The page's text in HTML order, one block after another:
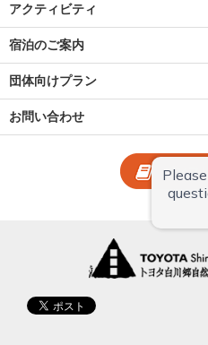
アクティビティ
宿泊のご案内
団体向けプラン
お問い合わせ